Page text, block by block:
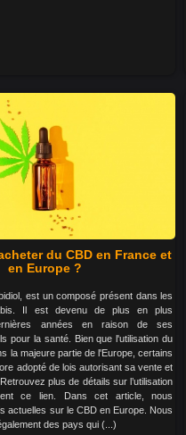
du CBD en France et
en Europe ?
est un composé présent dans les
Il est devenu de plus en plus
années en raison de ses
pour la santé. Bien que l'utilisation du
la majeure partie de l'Europe, certains
adopté de lois autorisant sa vente et
plus de détails sur l’utilisation
ce lien. Dans cet article, nous
actuelles sur le CBD en Europe. Nous
des pays qui (...)